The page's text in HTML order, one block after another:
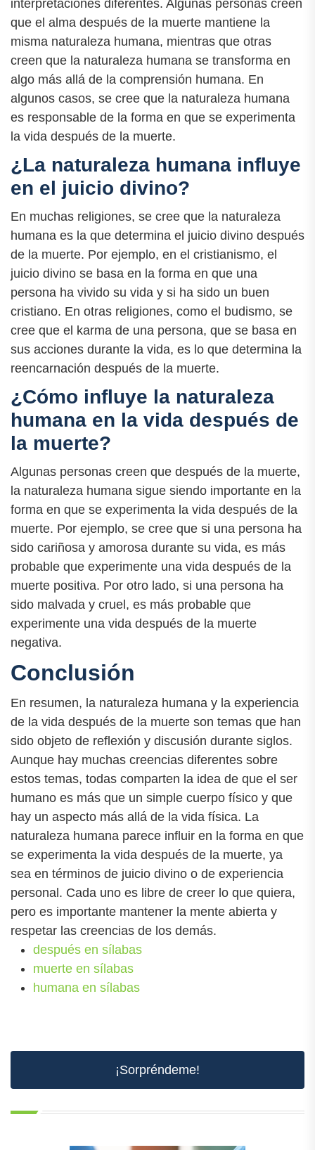
interpretaciones diferentes. Algunas personas creen
que el alma después de la muerte mantiene la
misma naturaleza humana, mientras que otras
creen que la naturaleza humana se transforma en
algo más allá de la comprensión humana. En
algunos casos, se cree que la naturaleza humana
es responsable de la forma en que se experimenta
la vida después de la muerte.
¿La naturaleza humana influye
en el juicio divino?
En muchas religiones, se cree que la naturaleza
humana es la que determina el juicio divino después
de la muerte. Por ejemplo, en el cristianismo, el
juicio divino se basa en la forma en que una
persona ha vivido su vida y si ha sido un buen
cristiano. En otras religiones, como el budismo, se
cree que el karma de una persona, que se basa en
sus acciones durante la vida, es lo que determina la
reencarnación después de la muerte.
¿Cómo influye la naturaleza
humana en la vida después de
la muerte?
Algunas personas creen que después de la muerte,
la naturaleza humana sigue siendo importante en la
forma en que se experimenta la vida después de la
muerte. Por ejemplo, se cree que si una persona ha
sido cariñosa y amorosa durante su vida, es más
probable que experimente una vida después de la
muerte positiva. Por otro lado, si una persona ha
sido malvada y cruel, es más probable que
experimente una vida después de la muerte
negativa.
Conclusión
En resumen, la naturaleza humana y la experiencia
de la vida después de la muerte son temas que han
sido objeto de reflexión y discusión durante siglos.
Aunque hay muchas creencias diferentes sobre
estos temas, todas comparten la idea de que el ser
humano es más que un simple cuerpo físico y que
hay un aspecto más allá de la vida física. La
naturaleza humana parece influir en la forma en que
se experimenta la vida después de la muerte, ya
sea en términos de juicio divino o de experiencia
personal. Cada uno es libre de creer lo que quiera,
pero es importante mantener la mente abierta y
respetar las creencias de los demás.
después en sílabas
muerte en sílabas
humana en sílabas
¡Sorpréndeme!